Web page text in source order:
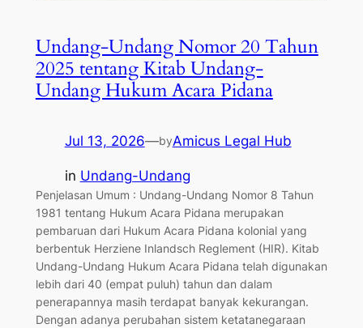
Undang-Undang Nomor 20 Tahun
2025 tentang Kitab Undang-
Undang Hukum Acara Pidana
Jul 13, 2026—byAmicus Legal Hub
in Undang-Undang
Penjelasan Umum : Undang-Undang Nomor 8 Tahun
1981 tentang Hukum Acara Pidana merupakan
pembaruan dari Hukum Acara Pidana kolonial yang
berbentuk Herziene Inlandsch Reglement (HIR). Kitab
Undang-Undang Hukum Acara Pidana telah digunakan
lebih dari 40 (empat puluh) tahun dan dalam
penerapannya masih terdapat banyak kekurangan.
Dengan adanya perubahan sistem ketatanegaraan